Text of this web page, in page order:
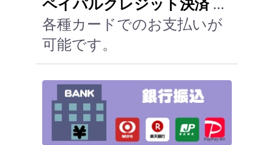
各種カードでのお支払いが
可能です。